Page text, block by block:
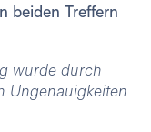
beiden Treffern
wurde durch
Ungenauigkeiten